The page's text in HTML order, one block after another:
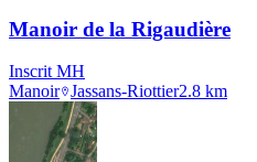
Manoir de la Rigaudière
Inscrit MH
Manoir Jassans-Riottier2.8 km